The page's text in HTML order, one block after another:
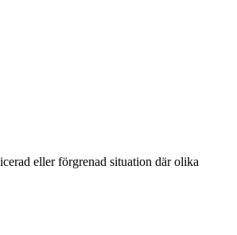
eller förgrenad situation där olika